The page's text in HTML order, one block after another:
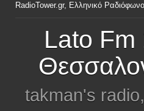
RadioTower.gr, Ελληνικό
Lato Fm
takman's